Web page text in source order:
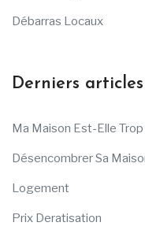
Débarras Locaux
Derniers
Ma Maison Est-Elle
Désencombrer Sa
Logement
Prix Deratisation